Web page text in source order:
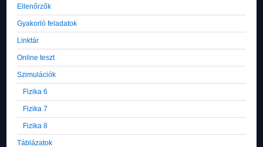
Ellenőrzők
Gyakorló feladatok
Linktár
Online teszt
Szimulációk
Fizika 6
Fizika 7
Fizika 8
Táblázatok